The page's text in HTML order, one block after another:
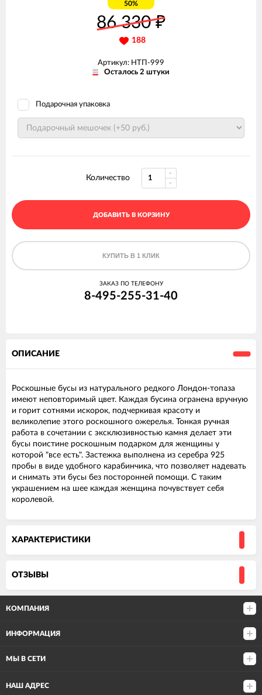
50%
86 330₽
188
Артикул: НТП-999
Осталось 2 штуки
Подарочная упаковка
Количество
ДОБАВИТЬ В КОРЗИНУ
КУПИТЬ В 1 КЛИК
ЗАКАЗ ПО ТЕЛЕФОНУ
8-495-255-31-40
ОПИСАНИЕ
Роскошные бусы из натурального редкого Лондон-топаза
имеют неповторимый цвет. Каждая бусина огранена вручную
и горит сотнями искорок, подчеркивая красоту и
великолепие этого роскошного ожерелья. Тонкая ручная
работа в сочетании с эксклюзивностью камня делает эти
бусы поистине роскошным подарком для женщины у
которой "все есть". Застежка выполнена из серебра 925
пробы в виде удобного карабинчика, что позволяет надевать
и снимать эти бусы без посторонней помощи. С таким
украшением на шее каждая женщина почувствует себя
королевой.
ХАРАКТЕРИСТИКИ
ОТЗЫВЫ
КОМПАНИЯ
ИНФОРМАЦИЯ
МЫ В СЕТИ
НАШ АДРЕС